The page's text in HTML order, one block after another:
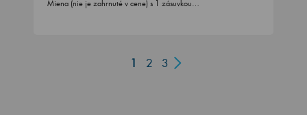
Miena (nie je zahrnuté v cene) s 1 zásuvkou…
1 2 3